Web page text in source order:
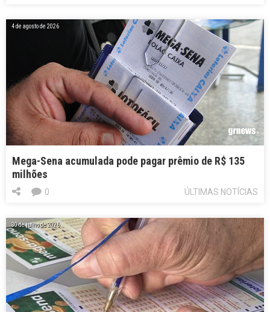
4 de agosto de 2026
Mega-Sena acumulada pode pagar prêmio de R$ 135
milhões
ÚLTIMAS NOTÍCIAS
0
30 de julho de 2026